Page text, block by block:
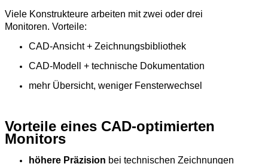
Viele Konstrukteure arbeiten mit zwei oder drei
Monitoren. Vorteile:
CAD‑Ansicht + Zeichnungsbibliothek
CAD‑Modell + technische Dokumentation
mehr Übersicht, weniger Fensterwechsel
Vorteile eines CAD‑optimierten
Monitors
höhere Präzision bei technischen Zeichnungen